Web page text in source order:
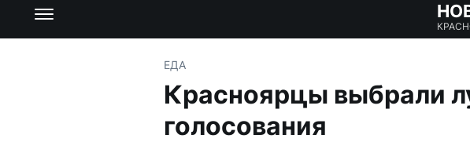
ЕДА
Красноярцы выбрали
голосования